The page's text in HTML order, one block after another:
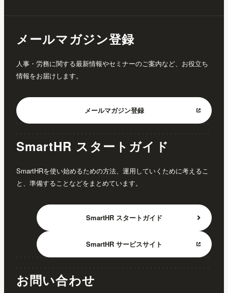
メールマガジン登録
人事・労務に関する最新情報やセミナーのご案内など、お役立ち
情報をお届けします。
メールマガジン登録
SmartHR スタートガイド
SmartHRを使い始めるための方法、運用していくために考えるこ
と、準備することなどをまとめています。
SmartHR スタートガイド
SmartHR サービスサイト
お問い合わせ